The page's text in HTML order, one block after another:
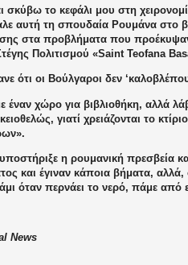
σκύβω το κεφάλι μου στη
αυτή τη σπουδαία Ρουμάνα στο
στα προβλήματα που
Πολιτισμού «Saint Teofana
ότι οι Βούλγαροι δεν
έναν χώρο για βιβλιοθήκη, αλλά
γιατί χρειάζονται το
η ρουμανική πρεσβεία
και έγιναν κάποια βήματα,
όταν περνάει το νερό, πάμε από
News